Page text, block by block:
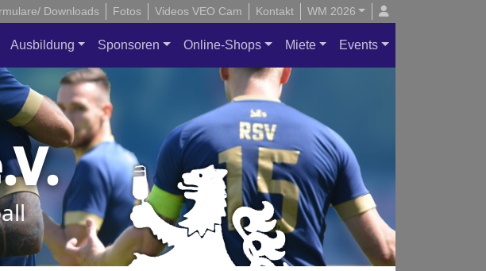
Downloads Fotos Videos VEO Cam Kontakt WM 2026
Ausbildung Sponsoren Online-Shops Miete Events